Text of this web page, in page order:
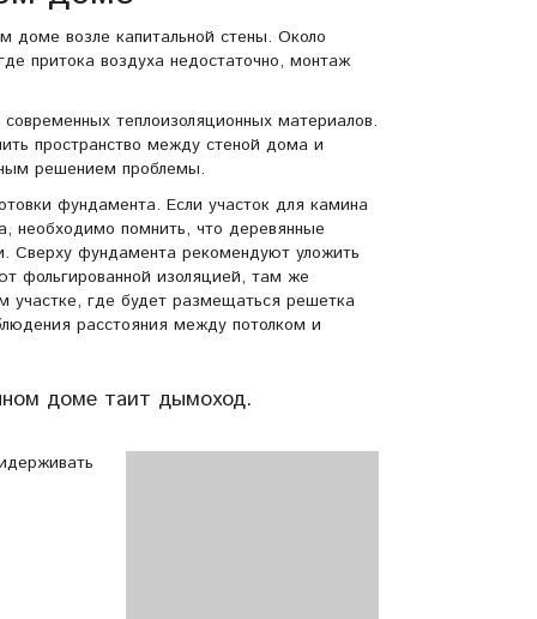
возле капитальной стены. Около
притока воздуха недостаточно, монтаж
теплоизоляционных материалов.
пространство между стеной дома и
решением проблемы.
фундамента. Если участок для камина
необходимо помнить, что деревянные
Сверху фундамента рекомендуют уложить
фольгированной изоляцией, там же
участке, где будет размещаться решетка
расстояния между потолком и
доме таит дымоход.